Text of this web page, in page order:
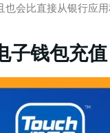
会比直接从银行应
子钱包充值